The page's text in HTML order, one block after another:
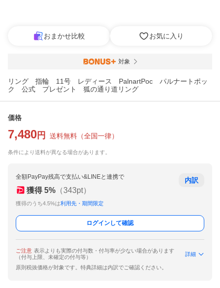
おまかせ比較 お気に入り
対象
リング 指輪 11号 レディース PalnartPoc パルナートポッ
ク 公式 プレゼント 狐の通り道リング
価格
7,480 円 送料無料 （全国一律）
条件により送料が異なる場合があります。
全額PayPay残高で支払い&LINEと連携で
獲得 5% （343pt）
獲得のうち4.5%は利用先・期間限定
内訳
ログインして確認
ご注意 表示よりも実際の付与数・付与率が少ない場合があります
（付与上限、未確定の付与等）
詳細
原則税抜価格が対象です。特典詳細は内訳でご確認ください。